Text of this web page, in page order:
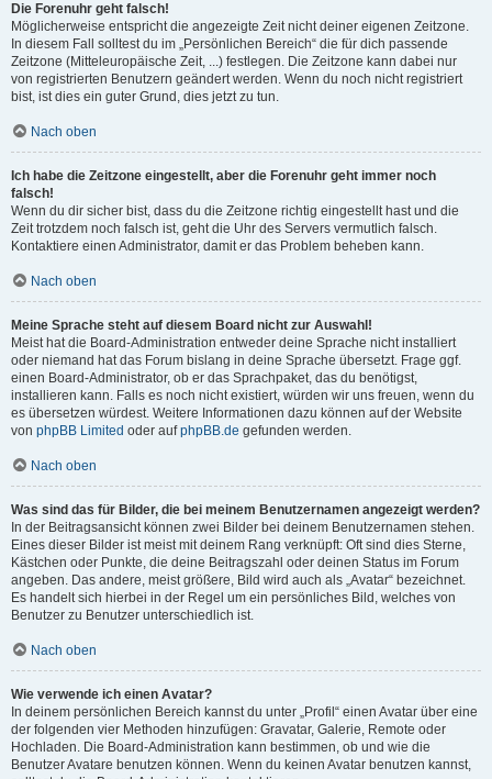
Die Forenuhr geht falsch!
Möglicherweise entspricht die angezeigte Zeit nicht deiner eigenen Zeitzone.
In diesem Fall solltest du im „Persönlichen Bereich“ die für dich passende
Zeitzone (Mitteleuropäische Zeit, ...) festlegen. Die Zeitzone kann dabei nur
von registrierten Benutzern geändert werden. Wenn du noch nicht registriert
bist, ist dies ein guter Grund, dies jetzt zu tun.
Nach oben
Ich habe die Zeitzone eingestellt, aber die Forenuhr geht immer noch
falsch!
Wenn du dir sicher bist, dass du die Zeitzone richtig eingestellt hast und die
Zeit trotzdem noch falsch ist, geht die Uhr des Servers vermutlich falsch.
Kontaktiere einen Administrator, damit er das Problem beheben kann.
Nach oben
Meine Sprache steht auf diesem Board nicht zur Auswahl!
Meist hat die Board-Administration entweder deine Sprache nicht installiert
oder niemand hat das Forum bislang in deine Sprache übersetzt. Frage ggf.
einen Board-Administrator, ob er das Sprachpaket, das du benötigst,
installieren kann. Falls es noch nicht existiert, würden wir uns freuen, wenn du
es übersetzen würdest. Weitere Informationen dazu können auf der Website
von phpBB Limited oder aufphpBB.de gefunden werden.
Nach oben
Was sind das für Bilder, die bei meinem Benutzernamen angezeigt werden?
In der Beitragsansicht können zwei Bilder bei deinem Benutzernamen stehen.
Eines dieser Bilder ist meist mit deinem Rang verknüpft: Oft sind dies Sterne,
Kästchen oder Punkte, die deine Beitragszahl oder deinen Status im Forum
angeben. Das andere, meist größere, Bild wird auch als „Avatar“ bezeichnet.
Es handelt sich hierbei in der Regel um ein persönliches Bild, welches von
Benutzer zu Benutzer unterschiedlich ist.
Nach oben
Wie verwende ich einen Avatar?
In deinem persönlichen Bereich kannst du unter „Profil“ einen Avatar über eine
der folgenden vier Methoden hinzufügen: Gravatar, Galerie, Remote oder
Hochladen. Die Board-Administration kann bestimmen, ob und wie die
Benutzer Avatare benutzen können. Wenn du keinen Avatar benutzen kannst,